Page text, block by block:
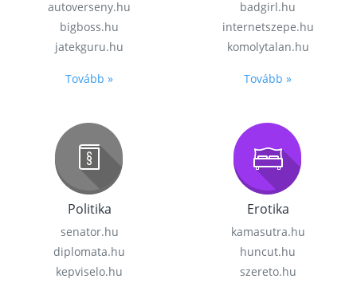
autoverseny.hu
bigboss.hu
jatekguru.hu
Tovább »
badgirl.hu
internetszepe.hu
komolytalan.hu
Tovább »
Politika
senator.hu
diplomata.hu
kepviselo.hu
Erotika
kamasutra.hu
huncut.hu
szereto.hu